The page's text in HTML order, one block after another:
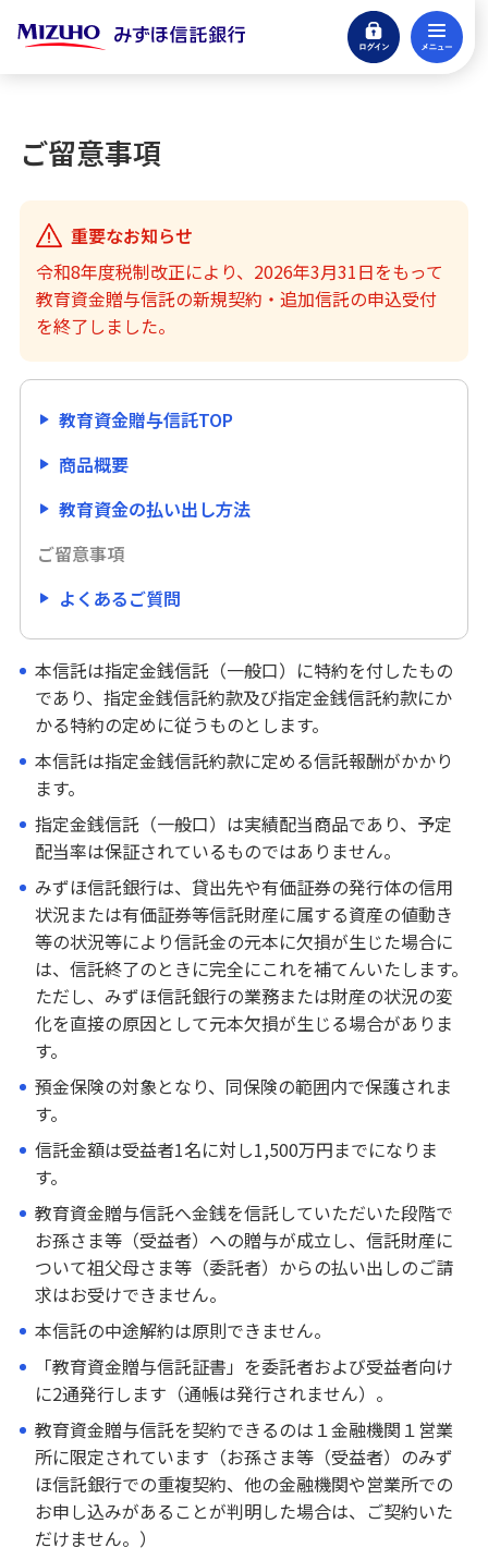
ログイン
閉じる
公益信託
提出資料について
操作方法
学びの贈りものWEB払出システムのご案内
商品概要
教育資金の払い出し方法
ご留意事項
よくあるご質問（Q&A）
結婚・子育て支援信託（希望の贈りもの）
家族信託（安心の贈りもの）
暦年贈与型信託（想いの贈りもの）
生命保険
スマホ相談窓口
相続手続きのお手伝い
財産を残すために
「相続・遺言」講座
資料請求
保険募集指針
借りる
アパートローン
不動産
仲介・コンサルティング
ATM・店舗
みずほ信託銀行について
ご留意事項
重要なお知らせ
令和8年度税制改正により、2026年3月31日をもって
教育資金贈与信託の新規契約・追加信託の申込受付
を終了しました。
教育資金贈与信託TOP
商品概要
教育資金の払い出し方法
ご留意事項
よくあるご質問
本信託は指定金銭信託（一般口）に特約を付したもの
であり、指定金銭信託約款及び指定金銭信託約款にか
かる特約の定めに従うものとします。
本信託は指定金銭信託約款に定める信託報酬がかかり
ます。
指定金銭信託（一般口）は実績配当商品であり、予定
配当率は保証されているものではありません。
みずほ信託銀行は、貸出先や有価証券の発行体の信用
状況または有価証券等信託財産に属する資産の値動き
等の状況等により信託金の元本に欠損が生じた場合に
は、信託終了のときに完全にこれを補てんいたします。
ただし、みずほ信託銀行の業務または財産の状況の変
化を直接の原因として元本欠損が生じる場合がありま
す。
預金保険の対象となり、同保険の範囲内で保護されま
す。
信託金額は受益者1名に対し1,500万円までになりま
す。
教育資金贈与信託へ金銭を信託していただいた段階で
お孫さま等（受益者）への贈与が成立し、信託財産に
ついて祖父母さま等（委託者）からの払い出しのご請
求はお受けできません。
本信託の中途解約は原則できません。
「教育資金贈与信託証書」を委託者および受益者向け
に2通発行します（通帳は発行されません）。
教育資金贈与信託を契約できるのは１金融機関１営業
所に限定されています（お孫さま等（受益者）のみず
ほ信託銀行での重複契約、他の金融機関や営業所での
お申し込みがあることが判明した場合は、ご契約いた
だけません。）